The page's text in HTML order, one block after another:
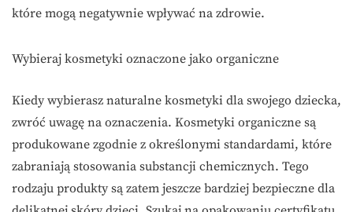
które mogą negatywnie wpływać na zdrowie.
Wybieraj kosmetyki oznaczone jako organiczne
Kiedy wybierasz naturalne kosmetyki dla swojego dziecka,
zwróć uwagę na oznaczenia. Kosmetyki organiczne są
produkowane zgodnie z określonymi standardami, które
zabraniają stosowania substancji chemicznych. Tego
rodzaju produkty są zatem jeszcze bardziej bezpieczne dla